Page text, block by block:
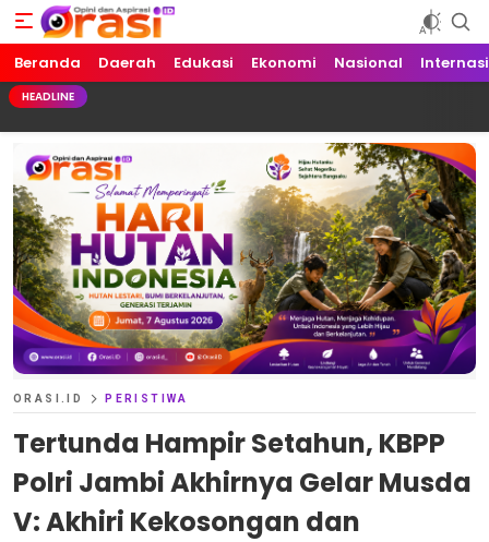
Orasi.ID
Opini dan Aspirasi!
Beranda Daerah Edukasi Ekonomi Nasional
HEADLINE
ORASI.ID PERISTIWA
Tertunda Hampir Setahun, KBPP
Polri Jambi Akhirnya Gelar Musda
V: Akhiri Kekosongan dan